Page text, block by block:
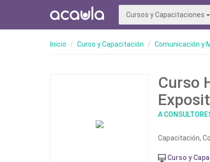
Cursos y Capacitaciones
Inicio Curso y Capacitación Comunicación y
Curso
A
Capacitación,
Curso y